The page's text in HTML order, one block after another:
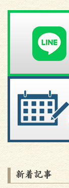
新着記事